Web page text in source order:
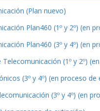
(Plan nuevo)
Plan460 (1º y 2º) (en
Plan460 (3º y 4º) (en
(1º y 2º)
(3º y 4º) (en proceso de
(3º y 4º) (en